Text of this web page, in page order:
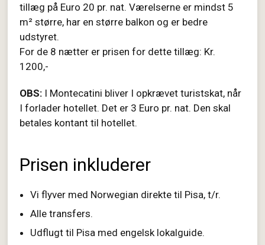
tillæg på Euro 20 pr. nat. Værelserne er mindst 5
m² større, har en større balkon og er bedre
udstyret.
For de 8 nætter er prisen for dette tillæg: Kr.
1200,-
OBS: I Montecatini bliver I opkrævet turistskat, når
I forlader hotellet. Det er 3 Euro pr. nat. Den skal
betales kontant til hotellet.
Prisen inkluderer
Vi flyver med Norwegian direkte til Pisa, t/r.
Alle transfers.
Udflugt til Pisa med engelsk lokalguide.